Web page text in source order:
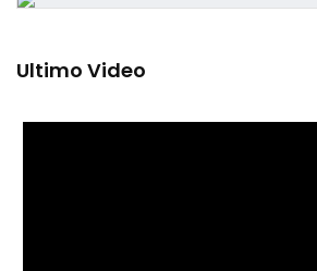
Ultimo Video